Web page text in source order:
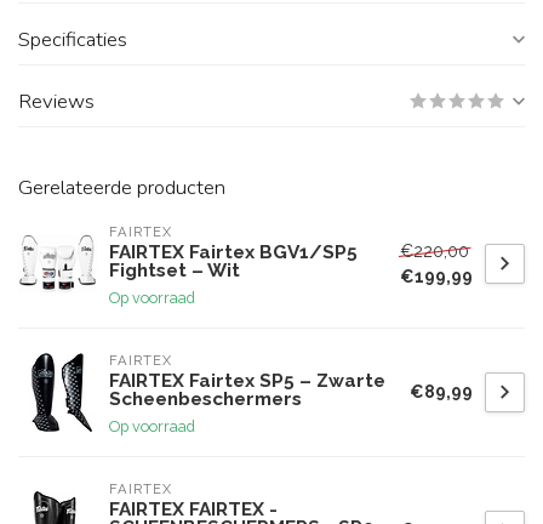
Specificaties
Reviews
Gerelateerde producten
FAIRTEX
FAIRTEX Fairtex BGV1/SP5
Fightset – Wit
Op voorraad
€220,00
€199,99
FAIRTEX
FAIRTEX Fairtex SP5 – Zwarte
Scheenbeschermers
Op voorraad
€89,99
FAIRTEX
FAIRTEX FAIRTEX -